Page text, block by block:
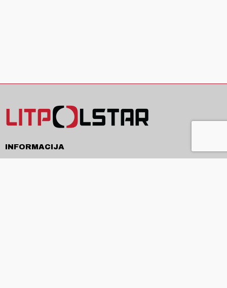
INFORMACIJA